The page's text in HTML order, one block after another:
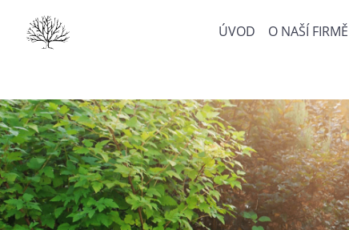
ÚVOD O NAŠÍ FIRMĚ